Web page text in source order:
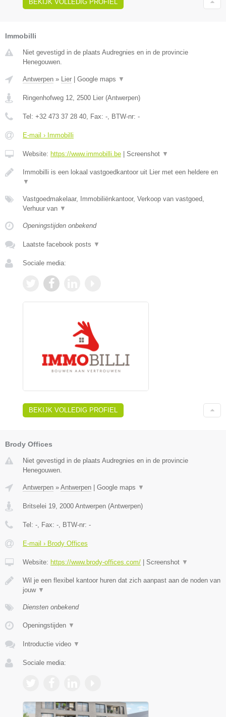
BEKIJK VOLLEDIG PROFIEL
Immobilli
Niet gevestigd in de plaats Audregnies en in de provincie
Henegouwen.
Antwerpen » Lier Google maps ▼
Ringenhofweg 12, 2500 Lier (Antwerpen)
Tel: +32 473 37 28 40, Fax: -, BTW-nr: -
E-mail › Immobilli
Website: https://www.immobilli.be Screenshot ▼
Immobilli is een lokaal vastgoedkantoor uit Lier met een heldere en
▼
Vastgoedmakelaar, Immobiliënkantoor, Verkoop van vastgoed,
Verhuur van ▼
Openingstijden onbekend
Laatste facebook posts ▼
Sociale media:
BEKIJK VOLLEDIG PROFIEL
Brody Offices
Niet gevestigd in de plaats Audregnies en in de provincie
Henegouwen.
Antwerpen » Antwerpen Google maps ▼
Britselei 19, 2000 Antwerpen (Antwerpen)
Tel: -, Fax: -, BTW-nr: -
E-mail › Brody Offices
Website: https://www.brody-offices.com/ Screenshot ▼
Wil je een flexibel kantoor huren dat zich aanpast aan de noden van
jouw ▼
Diensten onbekend
Openingstijden ▼
Introductie video ▼
Sociale media: